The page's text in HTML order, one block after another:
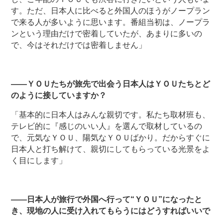
す。ただ、日本人に比べると外国人のほうがノープラン
で来る人が多いように思います。番組当初は、ノープラ
ンという理由だけで密着していたが、あまりに多いの
で、今はそれだけでは密着しません」
――ＹＯＵたちが旅先で出会う日本人はＹＯＵたちとど
のように接していますか？
「基本的に日本人はみんな親切です。私たち取材班も、
テレビ的に『感じのいい人』を選んで取材しているの
で、元気なＹＯＵ、陽気なＹＯＵばかり。だからすぐに
日本人と打ち解けて、親切にしてもらっている光景をよ
く目にします」
――日本人が旅行で外国へ行って“ＹＯＵ”になったと
き、現地の人に受け入れてもらうにはどうすればいいで